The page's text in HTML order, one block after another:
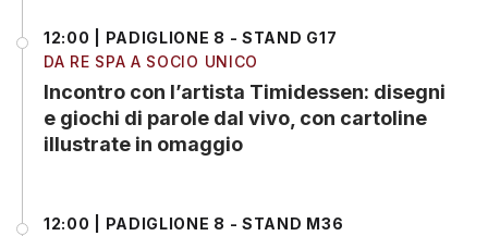
12:00 | PADIGLIONE 8 - STAND G17
DA RE SPA A SOCIO UNICO
Incontro con l’artista Timidessen: disegni
e giochi di parole dal vivo, con cartoline
illustrate in omaggio
12:00 | PADIGLIONE 8 - STAND M36